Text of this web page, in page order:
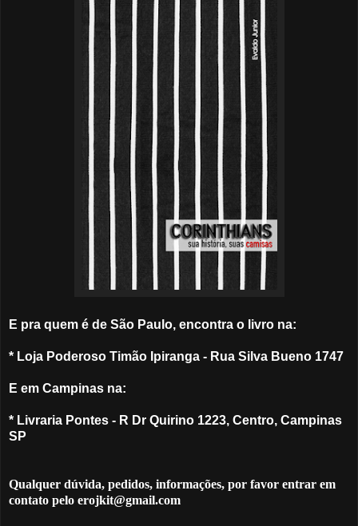
E pra quem é de São Paulo, encontra o livro na:
* Loja Poderoso Timão Ipiranga - Rua Silva Bueno 1747
E em Campinas na:
* Livraria Pontes - R Dr Quirino 1223, Centro, Campinas
SP
Qualquer dúvida, pedidos, informações, por favor entrar em
contato pelo erojkit@gmail.com